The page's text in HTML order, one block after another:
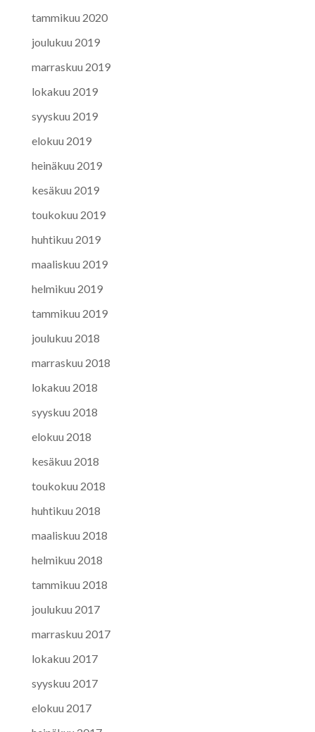
tammikuu 2020
joulukuu 2019
marraskuu 2019
lokakuu 2019
syyskuu 2019
elokuu 2019
heinäkuu 2019
kesäkuu 2019
toukokuu 2019
huhtikuu 2019
maaliskuu 2019
helmikuu 2019
tammikuu 2019
joulukuu 2018
marraskuu 2018
lokakuu 2018
syyskuu 2018
elokuu 2018
kesäkuu 2018
toukokuu 2018
huhtikuu 2018
maaliskuu 2018
helmikuu 2018
tammikuu 2018
joulukuu 2017
marraskuu 2017
lokakuu 2017
syyskuu 2017
elokuu 2017